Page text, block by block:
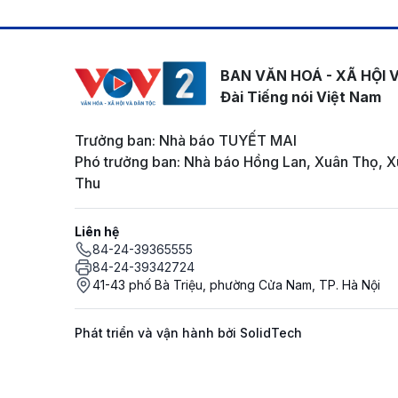
BAN VĂN HOÁ - XÃ HỘI
Đài Tiếng nói Việt Nam
Trưởng ban: Nhà báo TUYẾT MAI
Phó trưởng ban: Nhà báo Hồng Lan, Xuân Thọ,
Thu
Liên hệ
84-24-39365555
84-24-39342724
41-43 phố Bà Triệu, phường Cửa Nam, TP. Hà Nội
Phát triển và vận hành bởi SolidTech